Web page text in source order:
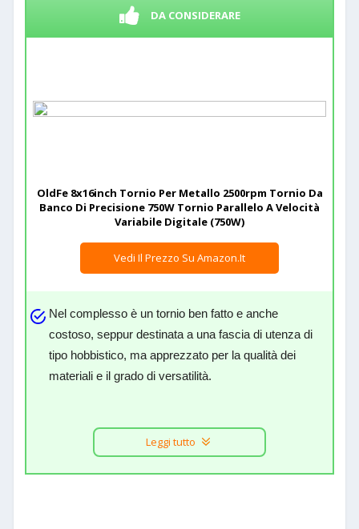
DA CONSIDERARE
OldFe 8x16inch Tornio Per Metallo 2500rpm Tornio Da
Banco Di Precisione 750W Tornio Parallelo A Velocità
Variabile Digitale (750W)
Vedi Il Prezzo Su Amazon.it
Nel complesso è un tornio ben fatto e anche
costoso, seppur destinata a una fascia di utenza di
tipo hobbistico, ma apprezzato per la qualità dei
materiali e il grado di versatilità.
Leggi tutto